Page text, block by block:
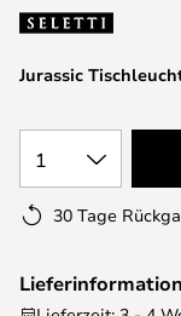
Jurassic
1
30 Tage